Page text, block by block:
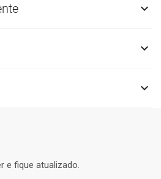



e fique atualizado.